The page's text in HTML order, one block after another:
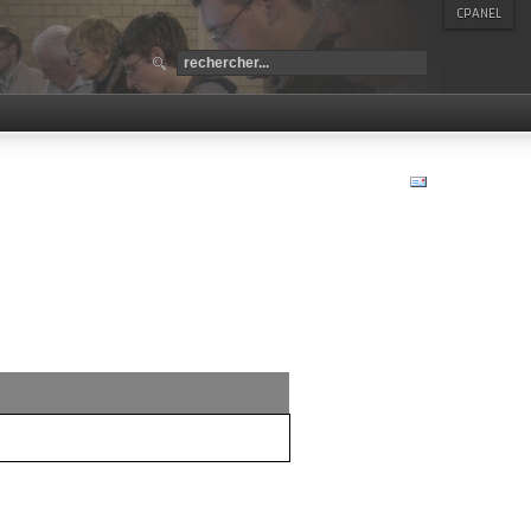
CPANEL